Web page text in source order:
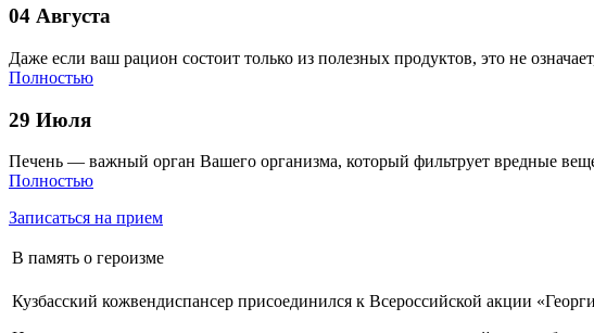
04 Августа
Даже если ваш рацион состоит только из полезных продуктов, это не
Полностью
29 Июля
Печень — важный орган Вашего организма, который фильтрует вредные
Полностью
Записаться на прием
В память о героизме
Кузбасский кожвендиспансер присоединился к Всероссийской акции